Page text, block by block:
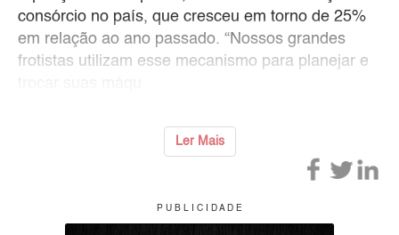
consórcio no país, que cresceu em torno de 25%
em relação ao ano passado. “Nossos grandes
frotistas utilizam esse mecanismo para planejar e
Ler Mais
P U B L I C I D A D E